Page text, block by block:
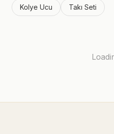
Kolye Ucu Takı Seti